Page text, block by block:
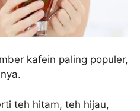
kafein paling populer,
teh hitam, teh hijau,